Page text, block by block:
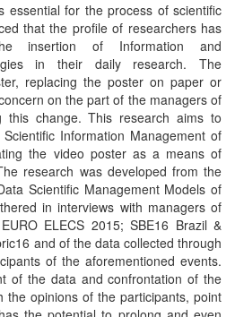
essential for the process of scientific
that the profile of researchers has
insertion of Information and
in their daily research. The
replacing the poster on paper or
on the part of the managers of
this change. This research aims to
Information Management of
the video poster as a means of
research was developed from the
Scientific Management Models of
in interviews with managers of
ELECS 2015; SBE16 Brazil &
and of the data collected through
of the aforementioned events.
of the data and confrontation of the
the opinions of the participants, point